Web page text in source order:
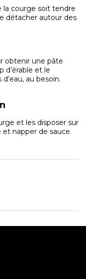
la courge soit tendre
détacher autour des
obtenir une pâte
d’érable et le
au besoin.
et les disposer sur
napper de sauce.